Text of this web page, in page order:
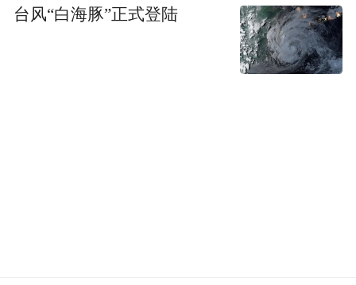
台风“白海豚”正式登陆